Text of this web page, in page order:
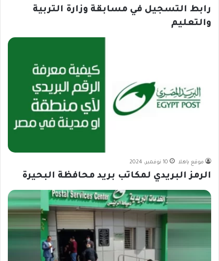
رابط التسجيل في مسابقة وزارة التربية
والتعليم
موقع ياهلا 10 نوفمبر، 2024
الرمز البريدي لمكاتب بريد محافظة البحيرة